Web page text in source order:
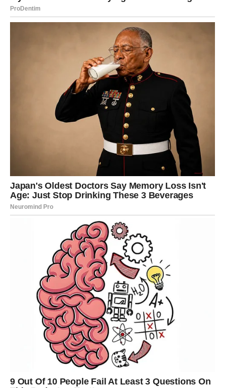
BLIZANCI – EMOTIVNA
EKSPLOZIJA MIJENJA SVE
Pred Blizancima su dani ispunjeni snažnim emocijama.
Sve ono što ste dugo potiskivali sada će izaći na
površinu. Možda ćete konačno skupiti hrabrost da
nekome priznate šta osjećate ili će druga osoba otvoriti
svoje srce upravo vama.